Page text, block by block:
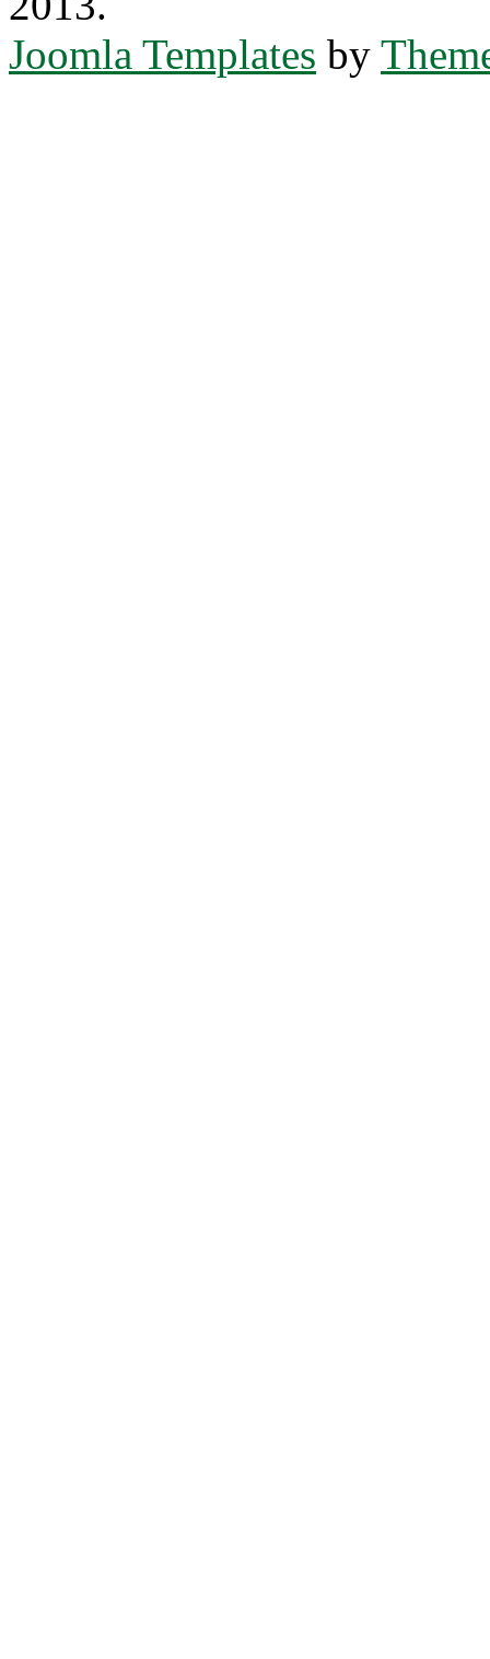
Joomla Templates by